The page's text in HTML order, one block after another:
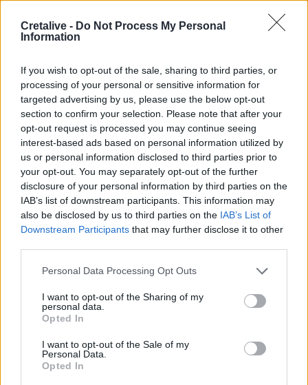
Cretalive - Do Not Process My Personal
Information
If you wish to opt-out of the sale, sharing to third parties, or
processing of your personal or sensitive information for
targeted advertising by us, please use the below opt-out
section to confirm your selection. Please note that after your
opt-out request is processed you may continue seeing
interest-based ads based on personal information utilized by
us or personal information disclosed to third parties prior to
your opt-out. You may separately opt-out of the further
disclosure of your personal information by third parties on the
IAB’s list of downstream participants. This information may
also be disclosed by us to third parties on the IAB’s List of
Downstream Participants that may further disclose it to other
Personal Data Processing Opt Outs
I want to opt-out of the Sharing of my
personal data.
Opted In
I want to opt-out of the Sale of my
Personal Data.
Opted In
15:21
κρουσμάτων - Τα συμπτώματα που δεν πρέπει να
αγνοήσουμε
15:03
Άμεση κι αποτελεσματική επέμβαση της πυροσβεστικής
για φωτιά στα Νέα Ρούματα
14:59
Θρίλερ στον Λυκαβηττό: Σε 57χρονη γυναίκα από την
Κυψέλη ανήκει η σορός (photos)
Πνιγμοί στην Ελλάδα: Γιατί κινδυνεύουν περισσότερο οι
Αλέξης Τσίπρας: Στις 2 Σεπτεμβρίου η παρουσίαση του
οικονομικού προγράμματος της ΕΛ.Α.Σ.
ΟΦΗ: Η τρίτη φανέλα για τη νέα σεζόν - «Το πορτοκαλί